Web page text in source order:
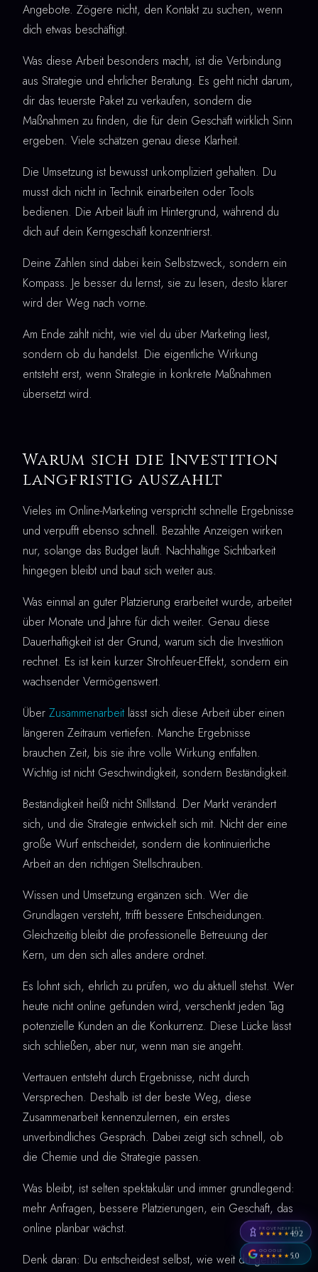
Angebote. Zögere nicht, den Kontakt zu suchen, wenn
dich etwas beschäftigt.
Was diese Arbeit besonders macht, ist die Verbindung
aus Strategie und ehrlicher Beratung. Es geht nicht darum,
dir das teuerste Paket zu verkaufen, sondern die
Maßnahmen zu finden, die für dein Geschäft wirklich Sinn
ergeben. Viele schätzen genau diese Klarheit.
Die Umsetzung ist bewusst unkompliziert gehalten. Du
musst dich nicht in Technik einarbeiten oder Tools
bedienen. Die Arbeit läuft im Hintergrund, während du
dich auf dein Kerngeschäft konzentrierst.
Deine Zahlen sind dabei kein Selbstzweck, sondern ein
Kompass. Je besser du lernst, sie zu lesen, desto klarer
wird der Weg nach vorne.
Am Ende zählt nicht, wie viel du über Marketing liest,
sondern ob du handelst. Die eigentliche Wirkung
entsteht erst, wenn Strategie in konkrete Maßnahmen
übersetzt wird.
Warum sich die Investition
langfristig auszahlt
Vieles im Online-Marketing verspricht schnelle Ergebnisse
und verpufft ebenso schnell. Bezahlte Anzeigen wirken
nur, solange das Budget läuft. Nachhaltige Sichtbarkeit
hingegen bleibt und baut sich weiter aus.
Was einmal an guter Platzierung erarbeitet wurde, arbeitet
über Monate und Jahre für dich weiter. Genau diese
Dauerhaftigkeit ist der Grund, warum sich die Investition
rechnet. Es ist kein kurzer Strohfeuer-Effekt, sondern ein
wachsender Vermögenswert.
Über Zusammenarbeit lässt sich diese Arbeit über einen
längeren Zeitraum vertiefen. Manche Ergebnisse
brauchen Zeit, bis sie ihre volle Wirkung entfalten.
Wichtig ist nicht Geschwindigkeit, sondern Beständigkeit.
Beständigkeit heißt nicht Stillstand. Der Markt verändert
sich, und die Strategie entwickelt sich mit. Nicht der eine
große Wurf entscheidet, sondern die kontinuierliche
Arbeit an den richtigen Stellschrauben.
Wissen und Umsetzung ergänzen sich. Wer die
Grundlagen versteht, trifft bessere Entscheidungen.
Gleichzeitig bleibt die professionelle Betreuung der
Kern, um den sich alles andere ordnet.
Es lohnt sich, ehrlich zu prüfen, wo du aktuell stehst. Wer
heute nicht online gefunden wird, verschenkt jeden Tag
potenzielle Kunden an die Konkurrenz. Diese Lücke lässt
sich schließen, aber nur, wenn man sie angeht.
Vertrauen entsteht durch Ergebnisse, nicht durch
Versprechen. Deshalb ist der beste Weg, diese
Zusammenarbeit kennenzulernen, ein erstes
unverbindliches Gespräch. Dabei zeigt sich schnell, ob
die Chemie und die Strategie passen.
Was bleibt, ist selten spektakulär und immer grundlegend:
mehr Anfragen, bessere Platzierungen, ein Geschäft, das
online planbar wächst.
Denk daran: Du entscheidest selbst, wie weit du gehst
PROVENEXPERT
★★★★★4,92
GOOGLE
★★★★★5,0